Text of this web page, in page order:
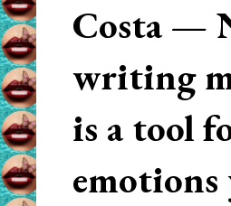
Costa —
writing
is a tool
emotions